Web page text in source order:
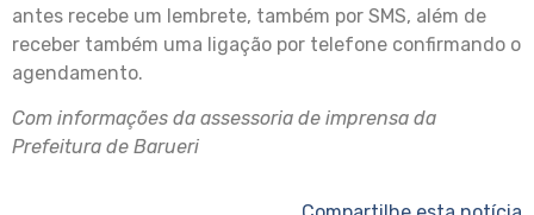
antes recebe um lembrete, também por SMS, além de
receber também uma ligação por telefone confirmando o
agendamento.
Com informações da assessoria de imprensa da
Prefeitura de Barueri